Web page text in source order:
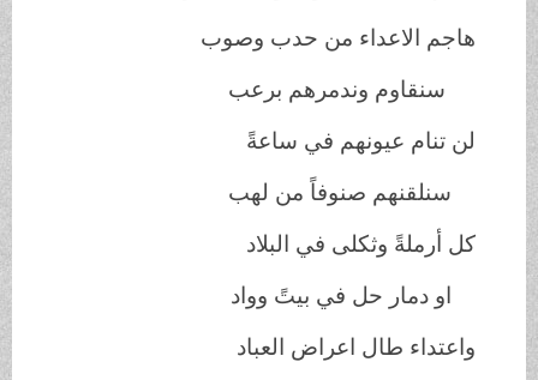
هاجم الاعداء من حدب وصوب
سنقاوم وندمرهم برعب
لن تنام عيونهم في ساعةً
سنلقنهم صنوفاً من لهب
كل أرملةً وثكلى في البلاد
او دمار حل في بيتً وواد
واعتداء طال اعراض العباد